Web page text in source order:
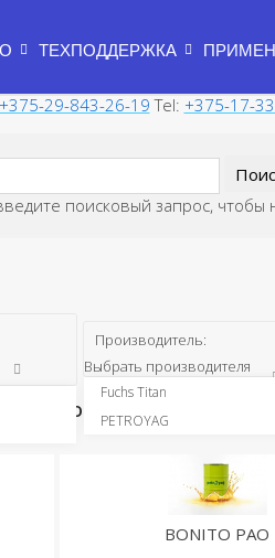
ТЕХПОДДЕРЖКА
+375-29-843-26-19 Tel: +375-17-
поисковый запрос, чтобы
Производитель:
Выбрать производителя
Fuchs Titan
PETROYAG
BONITO PAO